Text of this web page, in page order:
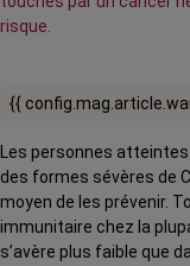
risque.
{{
Les personnes
des formes sévères de
moyen de les prévenir.
immunitaire chez la
s’avère plus faible que